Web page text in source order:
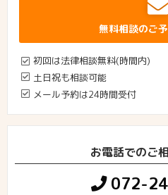
無料相談のご
初回は法律相談無料(時間内)
土日祝も相談可能
メール予約は24時間受付
お電話でのご
072-